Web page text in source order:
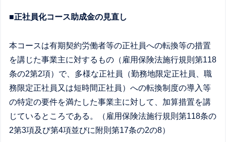
■正社員化コース助成金の見直し
本コースは有期契約労働者等の正社員への転換等の措置
を講じた事業主に対するもの（雇用保険法施行規則第118
条の2第2項）で、多様な正社員（勤務地限定正社員、職
務限定正社員又は短時間正社員）への転換制度の導入等
の特定の要件を満たした事業主に対して、加算措置を講
じているところである。（雇用保険法施行規則第118条の
2第3項及び第4項並びに附則第17条の2の8）